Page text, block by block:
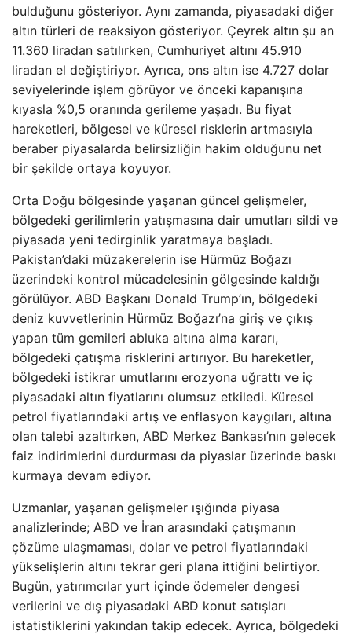
bulduğunu gösteriyor. Aynı zamanda, piyasadaki diğer
altın türleri de reaksiyon gösteriyor. Çeyrek altın şu an
11.360 liradan satılırken, Cumhuriyet altını 45.910
liradan el değiştiriyor. Ayrıca, ons altın ise 4.727 dolar
seviyelerinde işlem görüyor ve önceki kapanışına
kıyasla %0,5 oranında gerileme yaşadı. Bu fiyat
hareketleri, bölgesel ve küresel risklerin artmasıyla
beraber piyasalarda belirsizliğin hakim olduğunu net
bir şekilde ortaya koyuyor.
Orta Doğu bölgesinde yaşanan güncel gelişmeler,
bölgedeki gerilimlerin yatışmasına dair umutları sildi ve
piyasada yeni tedirginlik yaratmaya başladı.
Pakistan’daki müzakerelerin ise Hürmüz Boğazı
üzerindeki kontrol mücadelesinin gölgesinde kaldığı
görülüyor. ABD Başkanı Donald Trump’ın, bölgedeki
deniz kuvvetlerinin Hürmüz Boğazı’na giriş ve çıkış
yapan tüm gemileri abluka altına alma kararı,
bölgedeki çatışma risklerini artırıyor. Bu hareketler,
bölgedeki istikrar umutlarını erozyona uğrattı ve iç
piyasadaki altın fiyatlarını olumsuz etkiledi. Küresel
petrol fiyatlarındaki artış ve enflasyon kaygıları, altına
olan talebi azaltırken, ABD Merkez Bankası’nın gelecek
faiz indirimlerini durdurması da piyaslar üzerinde baskı
kurmaya devam ediyor.
Uzmanlar, yaşanan gelişmeler ışığında piyasa
analizlerinde; ABD ve İran arasındaki çatışmanın
çözüme ulaşmaması, dolar ve petrol fiyatlarındaki
yükselişlerin altını tekrar geri plana ittiğini belirtiyor.
Bugün, yatırımcılar yurt içinde ödemeler dengesi
verilerini ve dış piyasadaki ABD konut satışları
istatistiklerini yakından takip edecek. Ayrıca, bölgedeki